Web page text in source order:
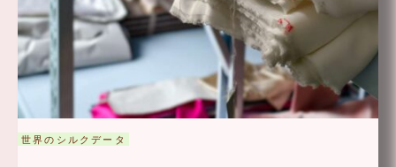
世界のシルクデータ